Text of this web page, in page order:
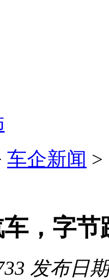
车企新闻 >
，字节
发布日